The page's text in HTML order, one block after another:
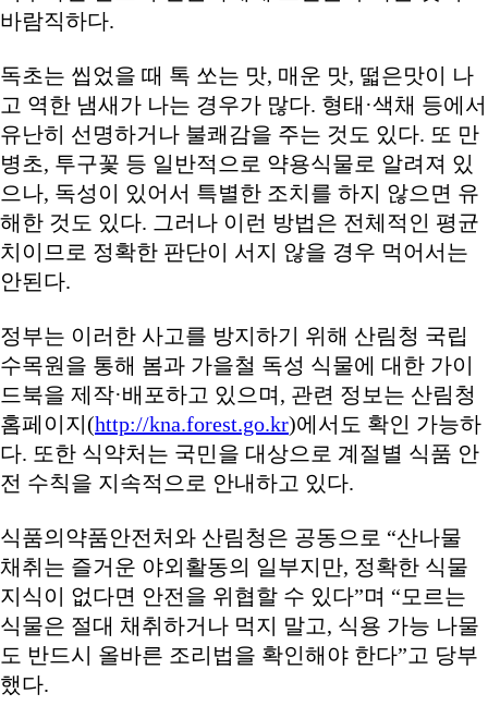
바람직하다.
독초는 씹었을 때 톡 쏘는 맛, 매운 맛, 떫은맛이 나
고 역한 냄새가 나는 경우가 많다. 형태·색채 등에서
유난히 선명하거나 불쾌감을 주는 것도 있다. 또 만
병초, 투구꽃 등 일반적으로 약용식물로 알려져 있
으나, 독성이 있어서 특별한 조치를 하지 않으면 유
해한 것도 있다. 그러나 이런 방법은 전체적인 평균
치이므로 정확한 판단이 서지 않을 경우 먹어서는
안된다.
정부는 이러한 사고를 방지하기 위해 산림청 국립
수목원을 통해 봄과 가을철 독성 식물에 대한 가이
드북을 제작·배포하고 있으며, 관련 정보는 산림청
홈페이지(http://kna.forest.go.kr)에서도 확인 가능하
다. 또한 식약처는 국민을 대상으로 계절별 식품 안
전 수칙을 지속적으로 안내하고 있다.
식품의약품안전처와 산림청은 공동으로 “산나물
채취는 즐거운 야외활동의 일부지만, 정확한 식물
지식이 없다면 안전을 위협할 수 있다”며 “모르는
식물은 절대 채취하거나 먹지 말고, 식용 가능 나물
도 반드시 올바른 조리법을 확인해야 한다”고 당부
했다.